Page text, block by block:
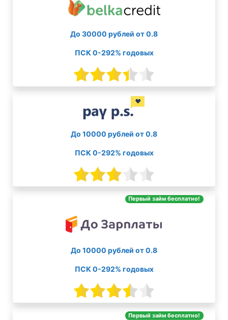
До 30000 рублей от 0.8
ПСК 0-292% годовых
До 10000 рублей от 0.8
ПСК 0-292% годовых
Первый займ бесплатно!
До 10000 рублей от 0.8
ПСК 0-292% годовых
Первый займ бесплатно!